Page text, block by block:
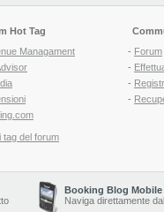
Hot Tag
Managament
tag del forum
- Forum
-
-
-
Booking Blog Mobile
Naviga direttamente